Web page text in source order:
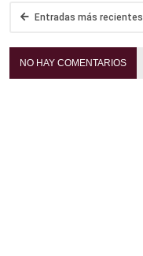
Entradas más recientes
NO HAY COMENTARIOS